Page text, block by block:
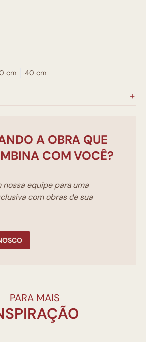
cm 40 cm
A OBRA QUE
COM VOCÊ?
nossa equipe para uma
com obras de sua
PARA MAIS